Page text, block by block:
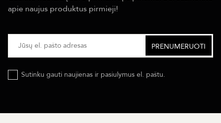
apie naujus produktus pirmieji!
Sutinku gauti naujienas ir pasiulymus el. paštu.